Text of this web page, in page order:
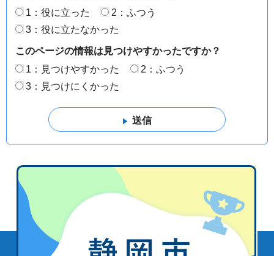
1：役に立った
2：ふつう
3：役に立たなかった
このページの情報は見つけやすかったですか？
1：見つけやすかった
2：ふつう
3：見つけにくかった